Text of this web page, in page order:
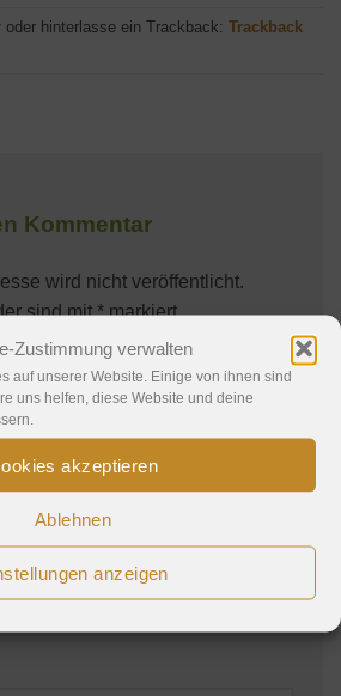
Zustimmung verwalten
auf unserer Website. Einige von ihnen sind
uns helfen, diese Website und deine
akzeptieren
Ablehnen
anzeigen
oder hinterlasse ein Trackback: Trackback
Kommentar
wird nicht veröffentlicht.
sind mit*markiert